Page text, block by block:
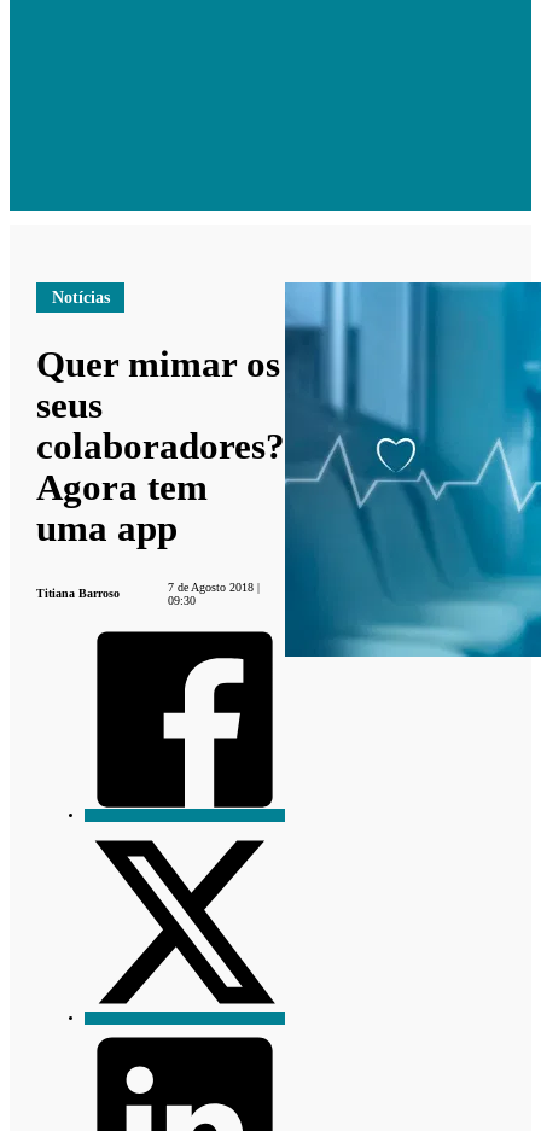
Notícias
Quer mimar os
seus
colaboradores?
Agora tem
uma app
Titiana Barroso
7 de Agosto 2018 |
09:30